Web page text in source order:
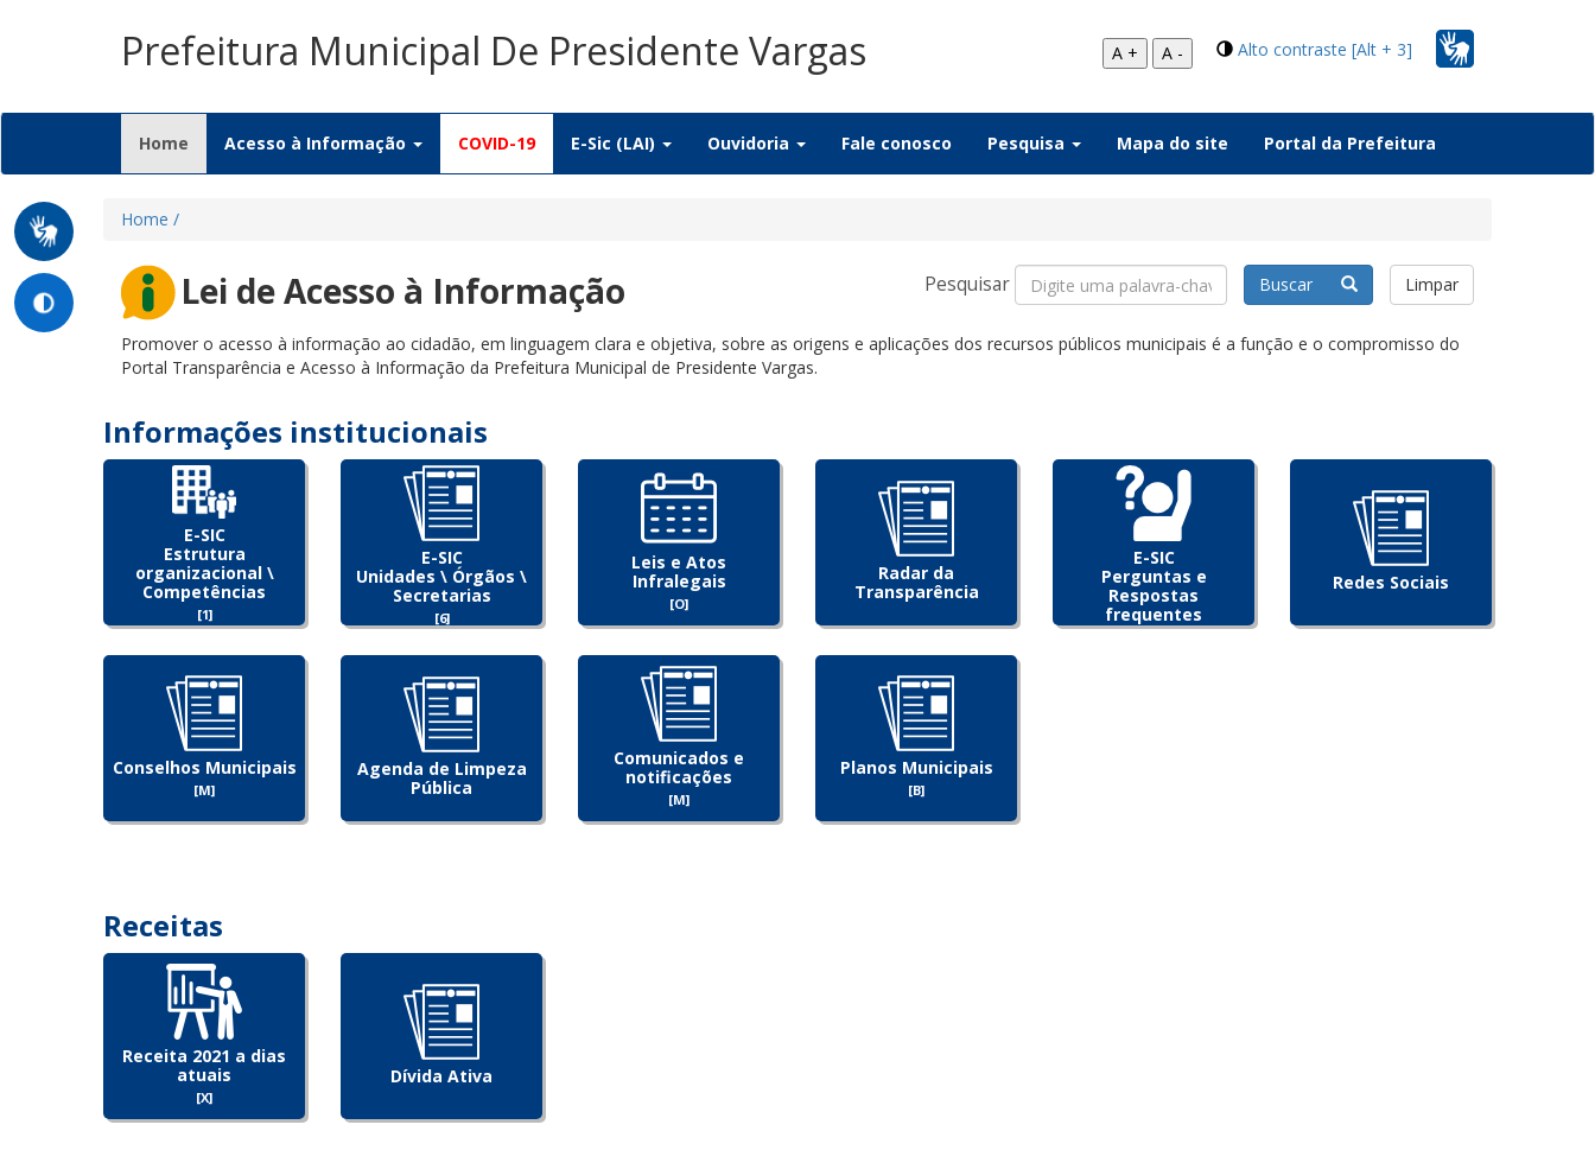
Prefeitura Municipal De Presidente Vargas Alto contraste [Alt + 3]
A + A -
Home (current)
Acesso à Informação COVID-19 E-Sic (LAI) Ouvidoria Fale conosco Pesquisa Mapa do site Portal da Prefeitura
Home /
Lei de Acesso à Informação Pesquisar Buscar Limpar
Promover o acesso à informação ao cidadão, em linguagem clara e objetiva, sobre as origens e aplicações dos recursos públicos municipais é a função e o compromisso do
Portal Transparência e Acesso à Informação da Prefeitura Municipal de Presidente Vargas.
Informações institucionais
E-SIC
Estrutura
organizacional \
Competências
[1]
E-SIC
Unidades \ Órgãos \
Secretarias
[6]
Leis e Atos
Infralegais
[O]
Radar da
Transparência
E-SIC
Perguntas e
Respostas
frequentes
Redes Sociais
Conselhos Municipais
[M]
Agenda de Limpeza
Pública
Comunicados e
notificações
[M]
Planos Municipais
[B]
Receitas
Receita 2021 a dias
atuais
[X]
Dívida Ativa